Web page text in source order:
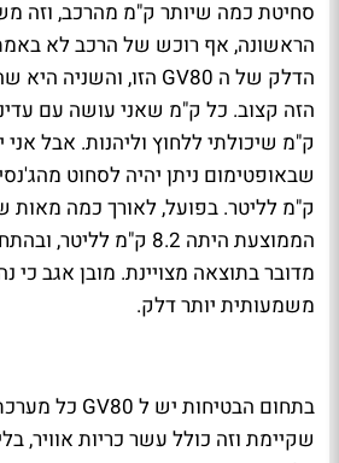
סחיטת כמה שיותר ק"מ מהרכב, וזה
הראשונה, אף רוכש של הרכב לא
הדלק של ה GV80 הזו, והשניה היא
הזה קצוב. כל ק"מ שאני עושה עם
ק"מ שיכולתי ללחוץ וליהנות. אבל
ק"מ לליטר. בפועל, לאורך כמה
הממוצעת היתה 8.2 ק"מ
מדובר בתוצאה מצויינת. מובן אגב כי
משמעותית יותר דלק.
בתחום הבטיחות יש ל GV80 כל
שקיימת וזה כולל עשר כריות אוויר,